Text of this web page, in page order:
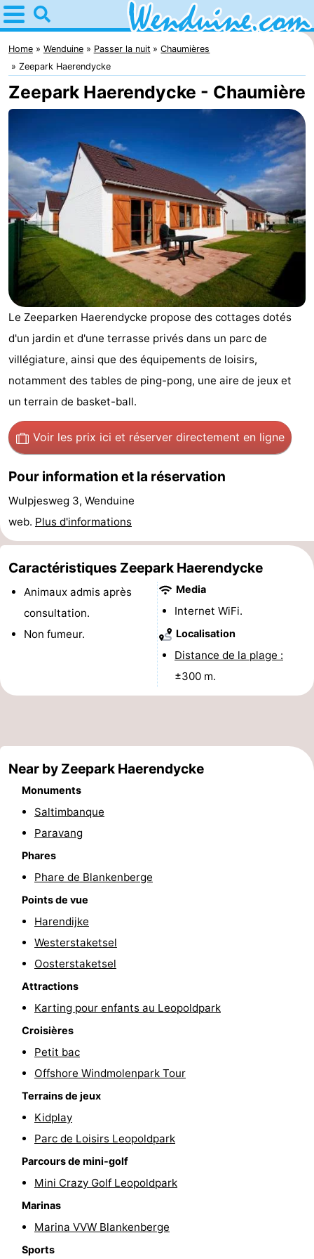
Home
Wenduine
Astuces
Avec
enfants
Passer
la
nuit
Appartements
-
Residentie
Green
Garden
Seaside
Blankenberge
Campings
Chambre
d'hôtes
Chaumières
-
Beachside
Blankenberger
Duinen
-
Center
De
Hôtels
minutes
Plages
faire
Lieux
d'intérêt
de
vue
-
Croisières
-
Fermes
Terrains
jeux
intérieures
Bowling
golf
être
Villages
villes
Sports
Piscines
Faire
vélo
Randonnée
Terrains
golf
Equitation
Boire
Home Wenduine Passer la nuit
Chaumières
Zeepark Haerendycke
Zeepark Haerendycke - Chaumière
Le Zeeparken Haerendycke propose des cottages dotés
d'un jardin et d'une terrasse privés dans un parc de
villégiature, ainsi que des équipements de loisirs,
notamment des tables de ping-pong, une aire de jeux et
un terrain de basket-ball.
Voir les prix ici et réserver directement en ligne
Pour information et la réservation
Wulpjesweg 3, Wenduine
web. Plus d'informations
Caractéristiques Zeepark Haerendycke
Animaux admis après
consultation.
Non fumeur.
Media
Internet WiFi.
Localisation
Distance de la plage :
±300 m.
Near by Zeepark Haerendycke
Monuments
Saltimbanque
Paravang
Phares
Phare de Blankenberge
Points de vue
Harendijke
Westerstaketsel
Oosterstaketsel
Attractions
Karting pour enfants au Leopoldpark
Croisières
Petit bac
Offshore Windmolenpark Tour
Terrains de jeux
Kidplay
Parc de Loisirs Leopoldpark
Parcours de mini-golf
Mini Crazy Golf Leopoldpark
Marinas
Marina VVW Blankenberge
Sports